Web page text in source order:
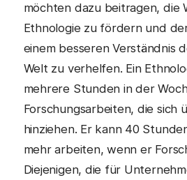
möchten dazu beitragen, die
Ethnologie zu fördern und
einem besseren Verständnis
Welt zu verhelfen. Ein
mehrere Stunden in der
Forschungsarbeiten, die sich
hinziehen. Er kann 40
mehr arbeiten, wenn er
Diejenigen, die für